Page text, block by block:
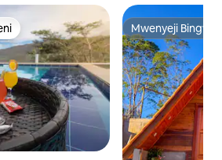
Mwenyeji Bingwa
Mwenyeji Bingwa